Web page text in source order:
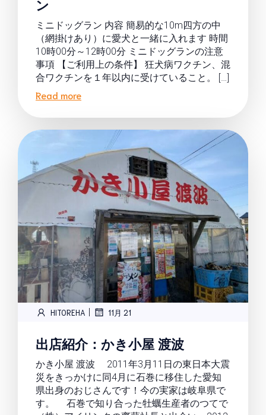
ン
ミニドッグラン 内容 簡易的な10m四方の中
（網掛けあり）に愛犬と一緒に入れます 時間
10時00分～12時00分 ミニドッグランの注意
事項 【ご利用上の条件】 狂犬病ワクチン、混
合ワクチンを１年以内に受けていること。 […]
Read more
HITOREHA | 11月 21
出店紹介：かき小屋 渡波
かき小屋 渡波 2011年3月11日の東日本大震
災をきっかけに同4月に石巻に移住した愛知
県出身のおじさんです！今の実家は岐阜県で
す。 石巻で知り合った牡蠣生産者のつてで